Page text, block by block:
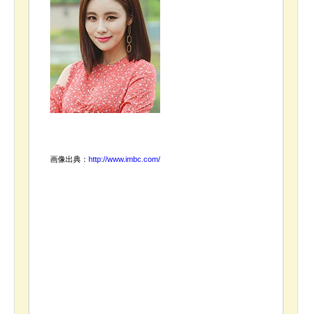
画像出典： http://www.imbc.com/